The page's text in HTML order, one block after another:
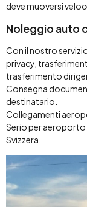
deve muoversi
Noleggio auto
Con il nostro
privacy,
trasferimento
Consegna
destinatario.
Collegamenti
Serio per aeroporto
Svizzera.